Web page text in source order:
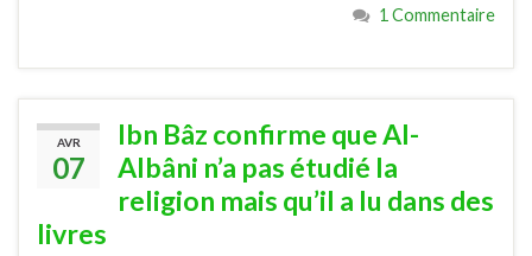
1 Commentaire
AVR
07
Ibn Bâz confirme que Al-
Albâni n’a pas étudié la
religion mais qu’il a lu dans des
livres